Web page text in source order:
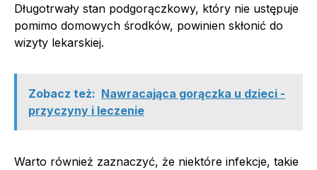
Długotrwały stan podgorączkowy, który nie ustępuje
pomimo domowych środków, powinien skłonić do
wizyty lekarskiej.
Zobacz też: Nawracająca gorączka u dzieci -
przyczyny i leczenie
Warto również zaznaczyć, że niektóre infekcje, takie